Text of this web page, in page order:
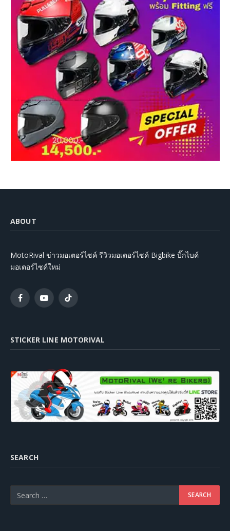
ABOUT
MotoRival ข่าวมอเตอร์ไซค์ รีวิวมอเตอร์ไซค์ Bigbike บิ๊กไบค์
มอเตอร์ไซค์ใหม่
FacebookYouTubeTikTok
STICKER LINE MOTORIVAL
SEARCH